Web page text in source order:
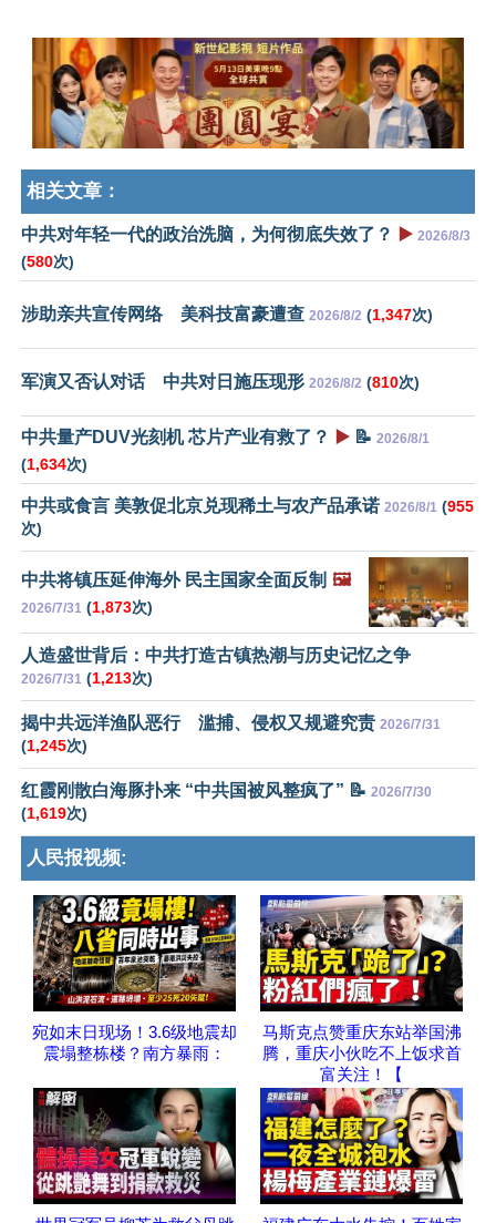
相关文章：
中共对年轻一代的政治洗脑，为何彻底失效了？ ▶️ 2026/8/3
(580次)
涉助亲共宣传网络 美科技富豪遭查 2026/8/2 (1,347次)
军演又否认对话 中共对日施压现形 2026/8/2 (810次)
中共量产DUV光刻机 芯片产业有救了？ ▶️ 📝 2026/8/1
(1,634次)
中共或食言 美敦促北京兑现稀土与农产品承诺 2026/8/1 (955
次)
中共将镇压延伸海外 民主国家全面反制 🖼️
2026/7/31 (1,873次)
人造盛世背后：中共打造古镇热潮与历史记忆之争
2026/7/31 (1,213次)
揭中共远洋渔队恶行 滥捕、侵权又规避究责 2026/7/31
(1,245次)
红霞刚散白海豚扑来 “中共国被风整疯了” 📝 2026/7/30
(1,619次)
人民报视频:
宛如末日现场！3.6级地震却
震塌整栋楼？南方暴雨：
马斯克点赞重庆东站举国沸
腾，重庆小伙吃不上饭求首
富关注！【